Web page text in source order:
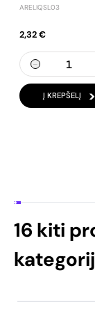
ARELIQSL03
2,32 €
Į KREPŠELĮ
16 kiti